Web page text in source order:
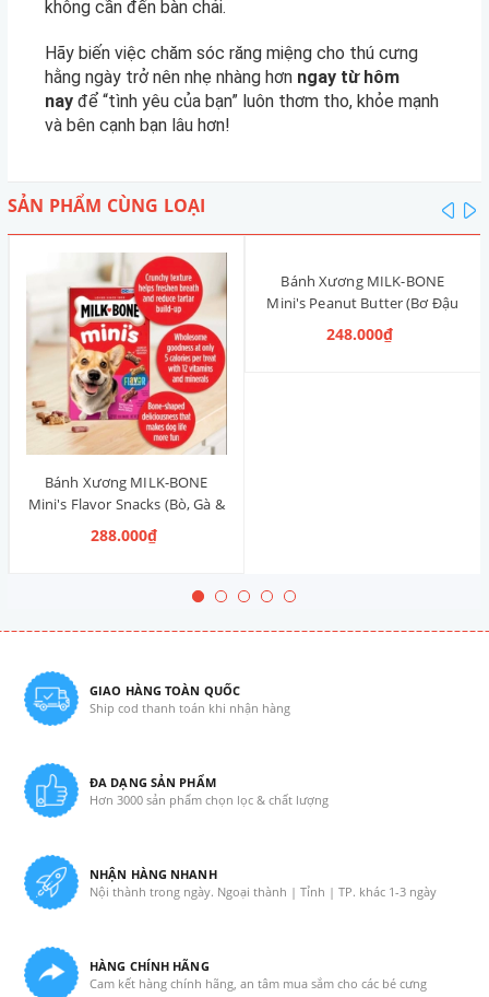
không cần đến bàn chải.
Hãy biến việc chăm sóc răng miệng cho thú cưng
hằng ngày trở nên nhẹ nhàng hơn ngay từ hôm
nay để “tình yêu của bạn” luôn thơm tho, khỏe mạnh
và bên cạnh bạn lâu hơn!
SẢN PHẨM CÙNG LOẠI
Bánh Xương MILK-BONE
Mini's Flavor Snacks (Bò, Gà &
Heo Xông Khói) 425g
288.000₫
Bánh Xương MILK-BONE
Mini's Peanut Butter (Bơ Đậu
Phộng) 425g
248.000₫
GIAO HÀNG TOÀN QUỐC
Ship cod thanh toán khi nhận hàng
ĐA DẠNG SẢN PHẨM
Hơn 3000 sản phẩm chọn lọc & chất lượng
NHẬN HÀNG NHANH
Nội thành trong ngày. Ngoại thành | Tỉnh | TP. khác 1-3 ngày
HÀNG CHÍNH HÃNG
Cam kết hàng chính hãng, an tâm mua sắm cho các bé cưng